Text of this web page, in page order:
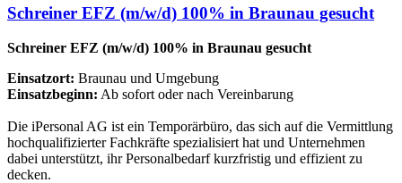
Schreiner EFZ (m/w/d) 100% in Braunau gesucht
Schreiner EFZ (m/w/d) 100% in Braunau gesucht
Einsatzort: Braunau und Umgebung
Einsatzbeginn: Ab sofort oder nach Vereinbarung
Die iPersonal AG ist ein Temporärbüro, das sich auf die Vermittlung
hochqualifizierter Fachkräfte spezialisiert hat und Unternehmen
dabei unterstützt, ihr Personalbedarf kurzfristig und effizient zu
decken.